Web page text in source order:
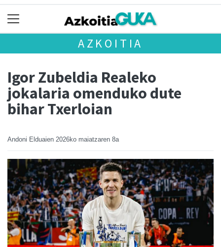
AZKOITIA
Igor Zubeldia Realeko
jokalaria omenduko dute
bihar Txerloian
Andoni Elduaien 2026ko maiatzaren 8a